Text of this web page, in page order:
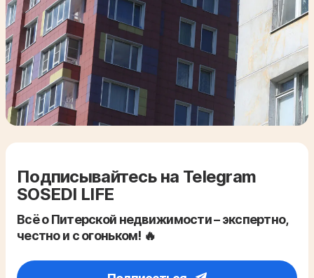
Подписывайтесь на Telegram
SOSEDI LIFE
Всё о Питерской недвижимости – экспертно,
честно и с огоньком! 🔥